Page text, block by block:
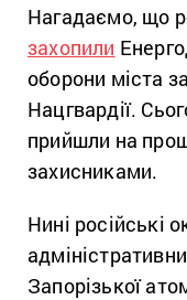
Нагадаємо, що
захопили
оборони міста
Нацгвардії.
прийшли на
захисниками.
Нині російські
Запорізької